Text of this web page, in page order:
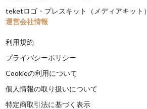
teketロゴ・プレスキット（メディアキット）
運営会社情報
利用規約
プライバシーポリシー
Cookieの利用について
個人情報の取り扱いについて
特定商取引法に基づく表示